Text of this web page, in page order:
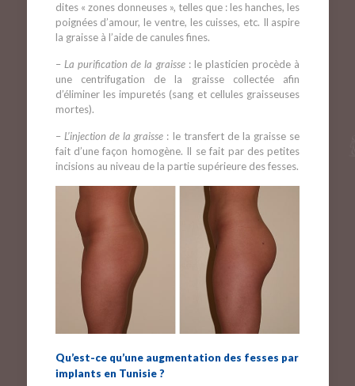
dites « zones donneuses », telles que : les hanches, les
poignées d’amour, le ventre, les cuisses, etc. Il aspire
la graisse à l’aide de canules fines.
– La purification de la graisse: le plasticien procède à
une centrifugation de la graisse collectée afin
d’éliminer les impuretés (sang et cellules graisseuses
mortes).
– L’injection de la graisse : le transfert de la graisse se
fait d’une façon homogène. Il se fait par des petites
incisions au niveau de la partie supérieure des fesses.
Qu’est-ce qu’une augmentation des fesses par
implants en Tunisie ?